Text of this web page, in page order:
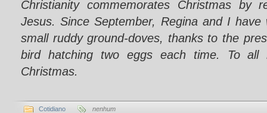
Christianity commemorates Christmas by
Jesus. Since September, Regina and I
small ruddy ground-doves, thanks to the
bird hatching two eggs each time. To all
Christmas.
Cotidiano nenhum